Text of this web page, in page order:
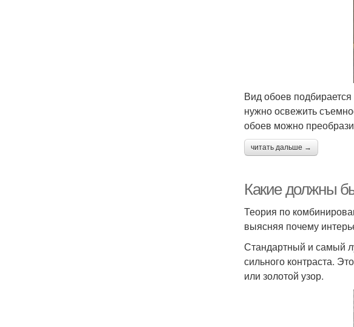
Вид обоев
нужно освежить
обоев можно
читать дальше →
Какие должны
Теория по
выясняя почему
Стандартный и самый
сильного контраста.
или золотой узор.